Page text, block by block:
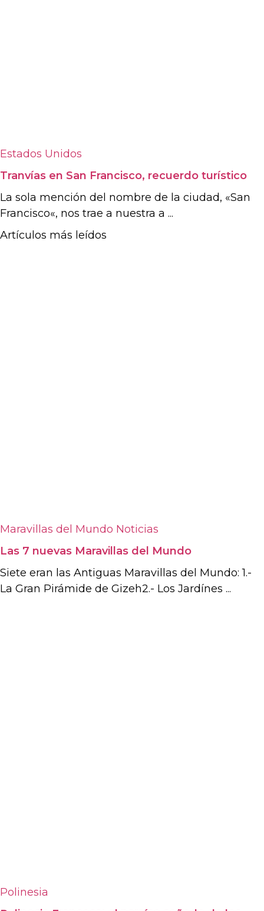
Estados Unidos
Tranvías en San Francisco, recuerdo turístico
La sola mención del nombre de la ciudad, «San
Francisco«, nos trae a nuestra a ...
Artículos más leídos
Maravillas del Mundo Noticias
Las 7 nuevas Maravillas del Mundo
Siete eran las Antiguas Maravillas del Mundo: 1.-
La Gran Pirámide de Gizeh2.- Los Jardínes ...
Polinesia